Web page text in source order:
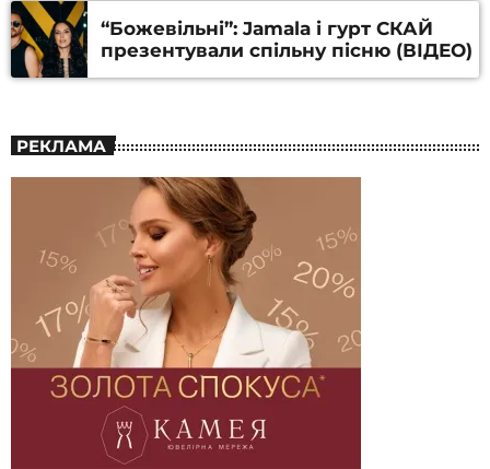
“Божевільні”: Jamala і гурт СКАЙ
презентували спільну пісню (ВІДЕО)
РЕКЛАМА